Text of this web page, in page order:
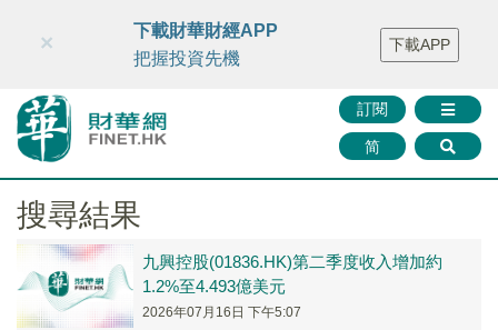
財華智庫網 FINTV FINMETA 財華證券 媒體矩陣
智庫沙龍
聯絡我們
訂閱
简
×
下載財華財經APP
把握投資先機
下載APP
搜尋結果
九興控股(01836.HK)第二季度收入增加約
1.2%至4.493億美元
2026年07月16日 下午5:07